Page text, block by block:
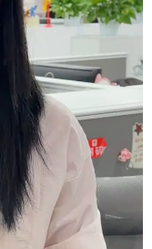
会展
上市公司
山西